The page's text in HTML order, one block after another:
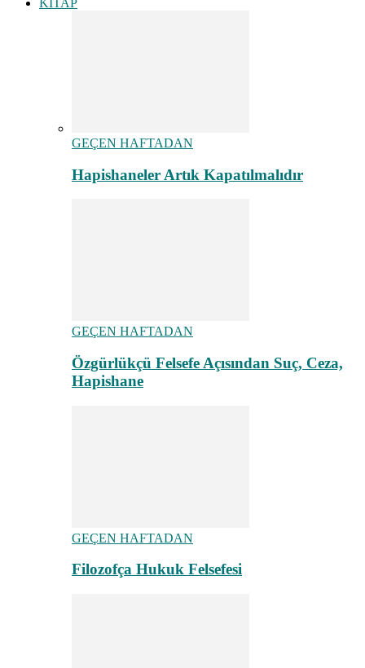
GEÇEN HAFTADAN
Hapishaneler Artık Kapatılmalıdır
GEÇEN HAFTADAN
Özgürlükçü Felsefe Açısından Suç, Ceza,
Hapishane
GEÇEN HAFTADAN
Filozofça Hukuk Felsefesi